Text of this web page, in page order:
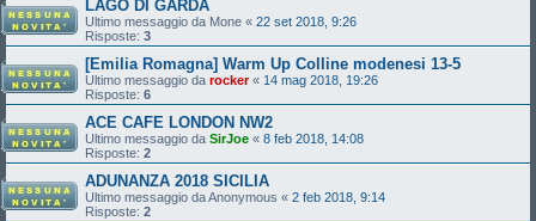
LAGO DI GARDA
Ultimo messaggio da Mone « 22 set 2018, 9:26
Risposte: 3
[Emilia Romagna] Warm Up Colline modenesi 13-5
Ultimo messaggio da rocker« 14 mag 2018, 19:26
Risposte: 6
ACE CAFE LONDON NW2
Ultimo messaggio da SirJoe « 8 feb 2018, 14:08
Risposte: 2
ADUNANZA 2018 SICILIA
Ultimo messaggio daAnonymous « 2 feb 2018, 9:14
Risposte: 2